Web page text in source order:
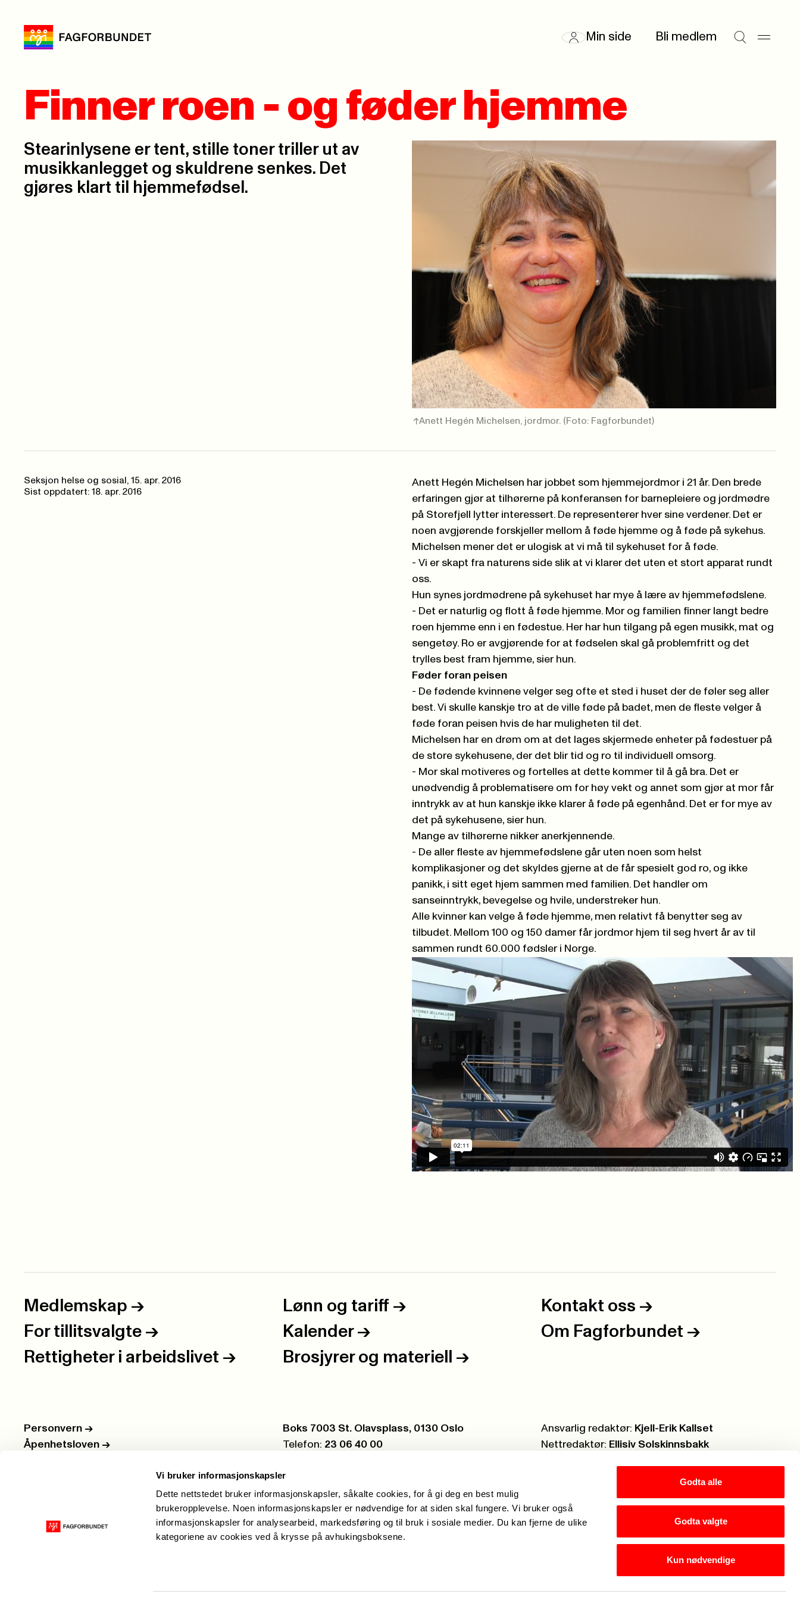
Vi bruker informasjonskapsler
Dette nettstedet bruker informasjonskapsler, såkalte cookies, for å gi deg en best mulig
brukeropplevelse. Noen informasjonskapsler er nødvendige for at siden skal fungere. Vi bruker også
informasjonskapsler for analysearbeid, markedsføring og til bruk i sosiale medier. Du kan fjerne de ulike
kategoriene av cookies ved å krysse på avhukingsboksene.
Godta alle
Godta valgte
Kun nødvendige
Min side Bli medlem
Finner roen - og føder hjemme
Stearinlysene er tent, stille toner triller ut av
musikkanlegget og skuldrene senkes. Det
gjøres klart til hjemmefødsel.
Anett Hegén Michelsen, jordmor. (Foto: Fagforbundet)
Seksjon helse og sosial, 15. apr. 2016
Sist oppdatert: 18. apr. 2016
Anett Hegén Michelsen har jobbet som hjemmejordmor i 21 år. Den brede
erfaringen gjør at tilhørerne på konferansen for barnepleiere og jordmødre
på Storefjell lytter interessert. De representerer hver sine verdener. Det er
noen avgjørende forskjeller mellom å føde hjemme og å føde på sykehus.
Michelsen mener det er ulogisk at vi må til sykehuset for å føde.
- Vi er skapt fra naturens side slik at vi klarer det uten et stort apparat rundt
oss.
Hun synes jordmødrene på sykehuset har mye å lære av hjemmefødslene.
- Det er naturlig og flott å føde hjemme. Mor og familien finner langt bedre
roen hjemme enn i en fødestue. Her har hun tilgang på egen musikk, mat og
sengetøy. Ro er avgjørende for at fødselen skal gå problemfritt og det
trylles best fram hjemme, sier hun.
Føder foran peisen
- De fødende kvinnene velger seg ofte et sted i huset der de føler seg aller
best. Vi skulle kanskje tro at de ville føde på badet, men de fleste velger å
føde foran peisen hvis de har muligheten til det.
Michelsen har en drøm om at det lages skjermede enheter på fødestuer på
de store sykehusene, der det blir tid og ro til individuell omsorg.
- Mor skal motiveres og fortelles at dette kommer til å gå bra. Det er
unødvendig å problematisere om for høy vekt og annet som gjør at mor får
inntrykk av at hun kanskje ikke klarer å føde på egenhånd. Det er for mye av
det på sykehusene, sier hun.
Mange av tilhørerne nikker anerkjennende.
- De aller fleste av hjemmefødslene går uten noen som helst
komplikasjoner og det skyldes gjerne at de får spesielt god ro, og ikke
panikk, i sitt eget hjem sammen med familien. Det handler om
sanseinntrykk, bevegelse og hvile, understreker hun.
Alle kvinner kan velge å føde hjemme, men relativt få benytter seg av
tilbudet. Mellom 100 og 150 damer får jordmor hjem til seg hvert år av til
sammen rundt 60.000 fødsler i Norge.
Medlemskap -> Lønn og tariff -> Kontakt oss ->
For tillitsvalgte -> Kalender -> Om Fagforbundet ->
Rettigheter i arbeidslivet -> Brosjyrer og materiell ->
Personvern ->
Åpenhetsloven ->
Postboks:
Boks 7003 St. Olavsplass, 0130 Oslo
Telefon: 23 06 40 00
Ansvarlig redaktør: Kjell-Erik Kallset
Nettredaktør: Ellisiv Solskinnsbakk